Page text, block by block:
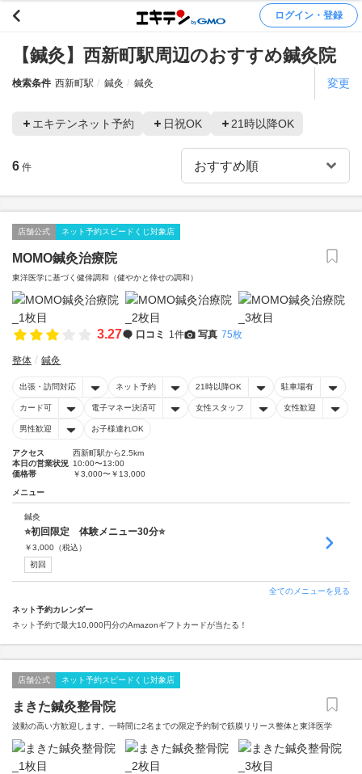
ログイン・登録
【鍼灸】西新町駅周辺のおすすめ鍼灸院
検索条件 西新町駅 鍼灸 鍼灸 変更
エキテンネット予約 日祝OK 21時以降OK
6 件
店舗公式 ネット予約スピードくじ対象店
MOMO鍼灸治療院
東洋医学に基づく健倖調和（健やかと倖せの調和）
3.27 口コミ 1件 写真 75枚
整体 鍼灸
出張・訪問対応 ネット予約 21時以降OK 駐車場有
カード可 電子マネー決済可 女性スタッフ 女性歓迎
男性歓迎 お子様連れOK
アクセス
西新町駅から2.5km
本日の営業状況 10:00〜13:00
価格帯
￥3,000〜￥13,000
メニュー
鍼灸
⭐初回限定 体験メニュー30分⭐
￥3,000 （税込）
初回
全てのメニューを見る
ネット予約カレンダー
ネット予約で最大10,000円分のAmazonギフトカードが当たる！
店舗公式 ネット予約スピードくじ対象店
まきた鍼灸整骨院
波動の高い方歓迎します。一時間に2名までの限定予約制で筋膜リリース整体と東洋医学